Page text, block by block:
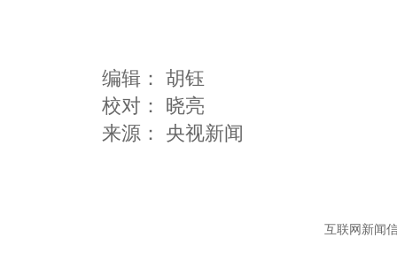
编辑： 胡钰
校对： 晓亮
互联网新闻